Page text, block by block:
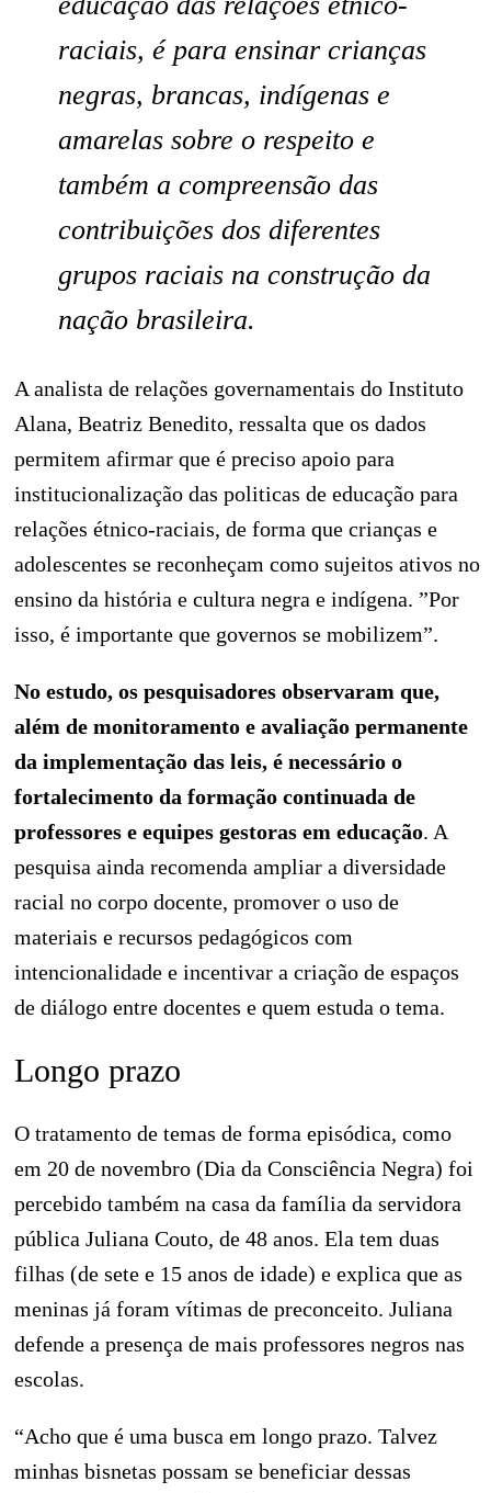
raciais, é para ensinar crianças
negras, brancas, indígenas e
amarelas sobre o respeito e
também a compreensão das
contribuições dos diferentes
grupos raciais na construção da
nação brasileira.
A analista de relações governamentais do Instituto
Alana, Beatriz Benedito, ressalta que os dados
permitem afirmar que é preciso apoio para
institucionalização das politicas de educação para
relações étnico-raciais, de forma que crianças e
adolescentes se reconheçam como sujeitos ativos no
ensino da história e cultura negra e indígena. ”Por
isso, é importante que governos se mobilizem”.
No estudo, os pesquisadores observaram que,
além de monitoramento e avaliação permanente
da implementação das leis, é necessário o
fortalecimento da formação continuada de
professores e equipes gestoras em educação. A
pesquisa ainda recomenda ampliar a diversidade
racial no corpo docente, promover o uso de
materiais e recursos pedagógicos com
intencionalidade e incentivar a criação de espaços
de diálogo entre docentes e quem estuda o tema.
Longo prazo
O tratamento de temas de forma episódica, como
em 20 de novembro (Dia da Consciência Negra) foi
percebido também na casa da família da servidora
pública Juliana Couto, de 48 anos. Ela tem duas
filhas (de sete e 15 anos de idade) e explica que as
meninas já foram vítimas de preconceito. Juliana
defende a presença de mais professores negros nas
escolas.
“Acho que é uma busca em longo prazo. Talvez
minhas bisnetas possam se beneficiar dessas